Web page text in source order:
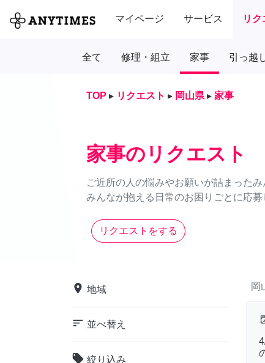
マイページ サービス リク
全て 修理・組立 家事 引っ越
TOP ▸ リクエスト ▸ 岡山県 ▸ 家事
家事のリクエスト
ご近所の人の悩みやお願いが詰まったみ
みんなが抱える日常のお困りごとに応
リクエストをする
place 地域
sort 並べ替え
local_offer 絞り込み
岡